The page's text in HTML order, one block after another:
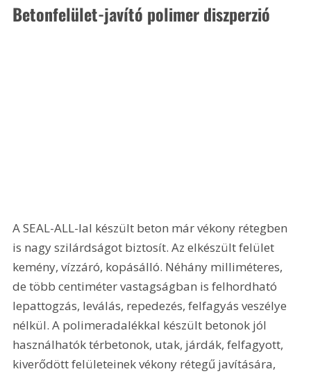
Betonfelület-javító polimer diszperzió
A SEAL-ALL-lal készült beton már vékony rétegben
is nagy szilárdságot biztosít. Az elkészült felület
kemény, vízzáró, kopásálló. Néhány milliméteres,
de több centiméter vastagságban is felhordható
lepattogzás, leválás, repedezés, felfagyás veszélye
nélkül. A polimeradalékkal készült betonok jól
használhatók térbetonok, utak, járdák, felfagyott,
kiverődött felületeinek vékony rétegű javítására,